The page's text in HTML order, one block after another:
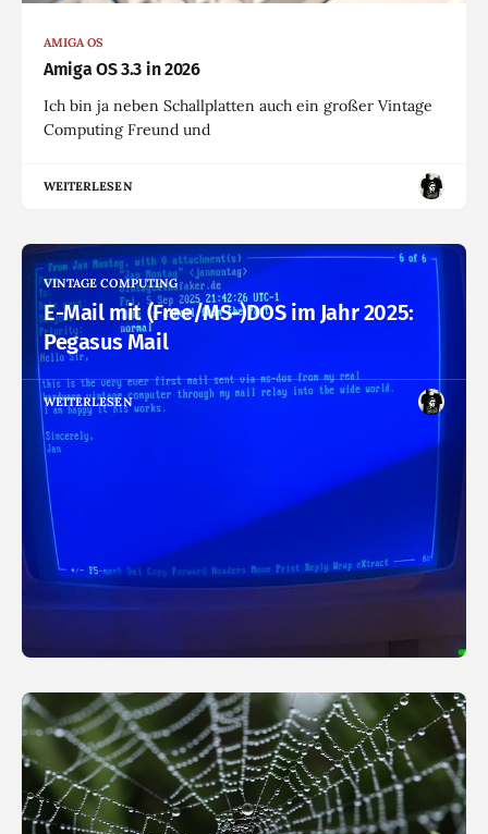
AMIGA OS
Amiga OS 3.3 in 2026
Ich bin ja neben Schallplatten auch ein großer Vintage
Computing Freund und
WEITERLESEN
VINTAGE COMPUTING
E-Mail mit (Free/MS-)DOS im Jahr 2025:
Pegasus Mail
WEITERLESEN